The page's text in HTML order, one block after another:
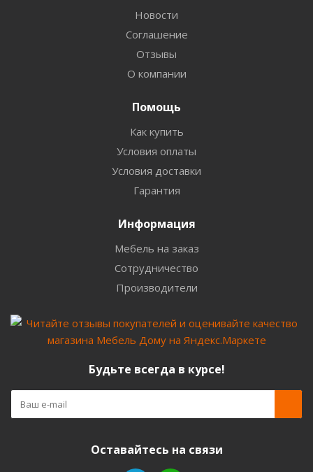
Новости
Соглашение
Отзывы
О компании
Помощь
Как купить
Условия оплаты
Условия доставки
Гарантия
Информация
Мебель на заказ
Сотрудничество
Производители
Будьте всегда в курсе!
Оставайтесь на связи